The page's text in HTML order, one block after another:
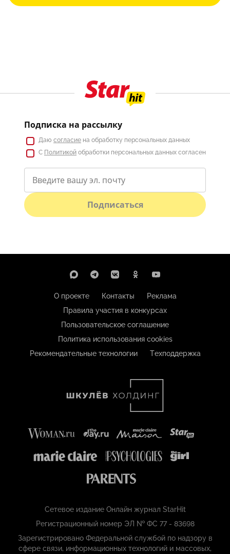
Подписка на рассылку
Даю согласие на обработку персональных данных
С Политикой обработки персональных данных согласен
Подписаться
О проекте Контакты
Реклама
Правила участия в конкурсах
Пользовательское соглашение
Политика использования cookies
Рекомендательные технологии
Техподдержка
Сетевое издание Онлайн журнал StarHit
Регистрационный номер ЭЛ № ФС 77 - 83698
Зарегистрировано Федеральной службой по надзору в
сфере связи, информационных технологий и массовых,